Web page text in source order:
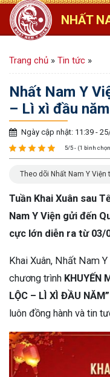
NHẤT
Trang chủ » Tin tức »
Nhất Nam Y
– Lì xì đầu
Ngày cập nhật: 11:39 -
5/5 - (1 bình
Theo dõi Nhất Nam Y Viện
Tuần Khai Xuân sau
Nam Y Viện gửi đến
cực lớn diễn ra từ 03/
Khai Xuân, Nhất Nam
chương trình KHUYẾN
LỘC – LÌ XÌ ĐẦU NĂM”
luôn đồng hành và tin